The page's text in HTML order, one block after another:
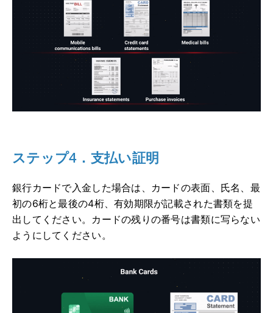
ステップ4．支払い証明
銀行カードで入金した場合は、カードの表面、氏名、最
初の6桁と最後の4桁、有効期限が記載された書類を提
出してください。カードの残りの番号は書類に写らない
ようにしてください。